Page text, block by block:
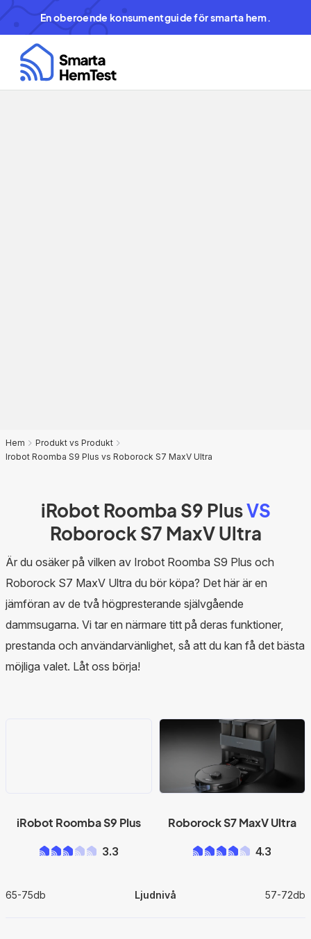
En oberoende konsumentguide för smarta hem.
Hem
Produkt vs Produkt
Irobot Roomba S9 Plus vs Roborock S7 MaxV Ultra
iRobot Roomba S9 PlusVS
Roborock S7 MaxV Ultra
Är du osäker på vilken av Irobot Roomba S9 Plus och
Roborock S7 MaxV Ultra du bör köpa? Det här är en
jämföran av de två högpresterande självgående
dammsugarna. Vi tar en närmare titt på deras funktioner,
prestanda och användarvänlighet, så att du kan få det bästa
möjliga valet. Låt oss börja!
iRobot Roomba S9 Plus
3.3
Roborock S7 MaxV Ultra
4.3
65-75db Ljudnivå 57-72db